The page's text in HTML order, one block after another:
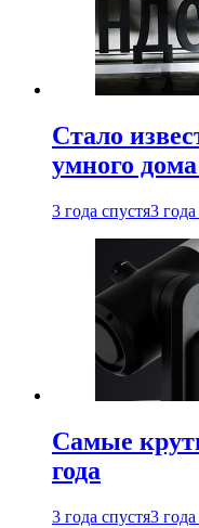
Стало
умного
3 года спустя3
Самые
года
3 года спустя3